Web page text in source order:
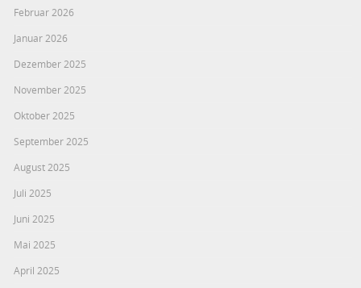
Februar 2026
Januar 2026
Dezember 2025
November 2025
Oktober 2025
September 2025
August 2025
Juli 2025
Juni 2025
Mai 2025
April 2025